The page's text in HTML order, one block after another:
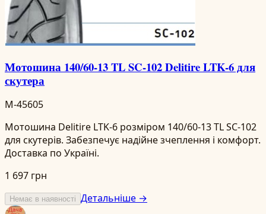
Мотошина 140/60-13 TL SC-102 Delitire LTK-6 для
скутера
M-45605
Мотошина Delitire LTK-6 розміром 140/60-13 TL SC-102
для скутерів. Забезпечує надійне зчеплення і комфорт.
Доставка по Україні.
1 697 грн
Немає в наявності Детальніше →